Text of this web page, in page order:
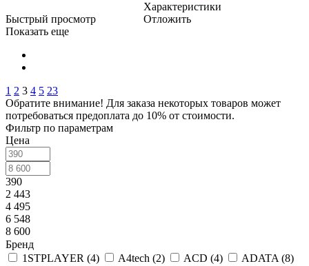
Быстрый просмотр
Характеристики
Отложить
Показать еще
1 2 3 4 5 23
Обратите внимание! Для заказа некоторых товаров может
потребоваться предоплата до 10% от стоимости.
Фильтр по параметрам
Цена
390
2 443
4 495
6 548
8 600
Бренд
1STPLAYER (4) A4tech (2) ACD (4) ADATA (8)